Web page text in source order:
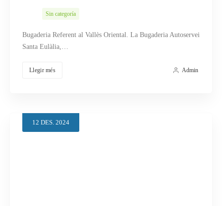
Sin categoría
Bugaderia Referent al Vallès Oriental. La Bugaderia Autoservei
Santa Eulàlia,…
Llegir més Admin
12 DES. 2024